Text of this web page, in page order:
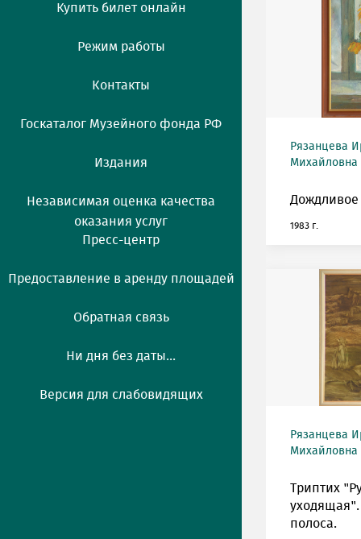
Купить билет онлайн
Режим работы
Контакты
Госкаталог Музейного фонда РФ
Издания
Независимая оценка качества
оказания услуг
Пресс-центр
Предоставление в аренду площадей
Обратная связь
Ни дня без даты...
Версия для слабовидящих
Рязанцева
Михайловна
Дождливое
1983 г.
Рязанцева
Михайловна
Триптих
полоса.